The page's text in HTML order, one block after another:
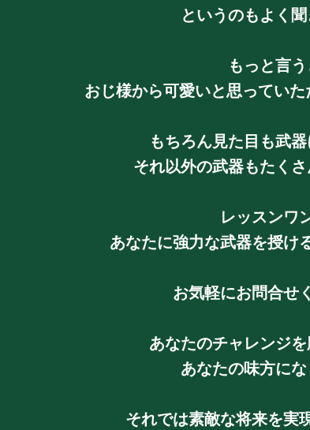
というのもよく聞
もっと言う
おじ様から可愛いと思っていた
もちろん見た目も武
それ以外の武器もたくさ
レッスンワ
あなたに強力な武器を授け
お気軽にお問合せ
あなたのチャレンジを
あなたの味方にな
それでは素敵な将来を実